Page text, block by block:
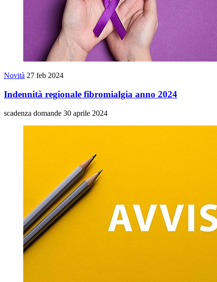
Novità 27 feb 2024
Indennità regionale fibromialgia anno 2024
scadenza domande 30 aprile 2024